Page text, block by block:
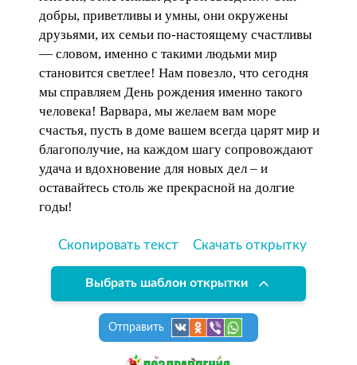
добры, приветливы и умны, они окружены
друзьями, их семьи по-настоящему счастливы
— словом, именно с такими людьми мир
становится светлее! Нам повезло, что сегодня
мы справляем День рождения именно такого
человека! Варвара, мы желаем вам море
счастья, пусть в доме вашем всегда царят мир и
благополучие, на каждом шагу сопровождают
удача и вдохновение для новых дел – и
оставайтесь столь же прекрасной на долгие
годы!
Скопировать текст Скачать открытку
Выбрать шаблон открытки
Отправить